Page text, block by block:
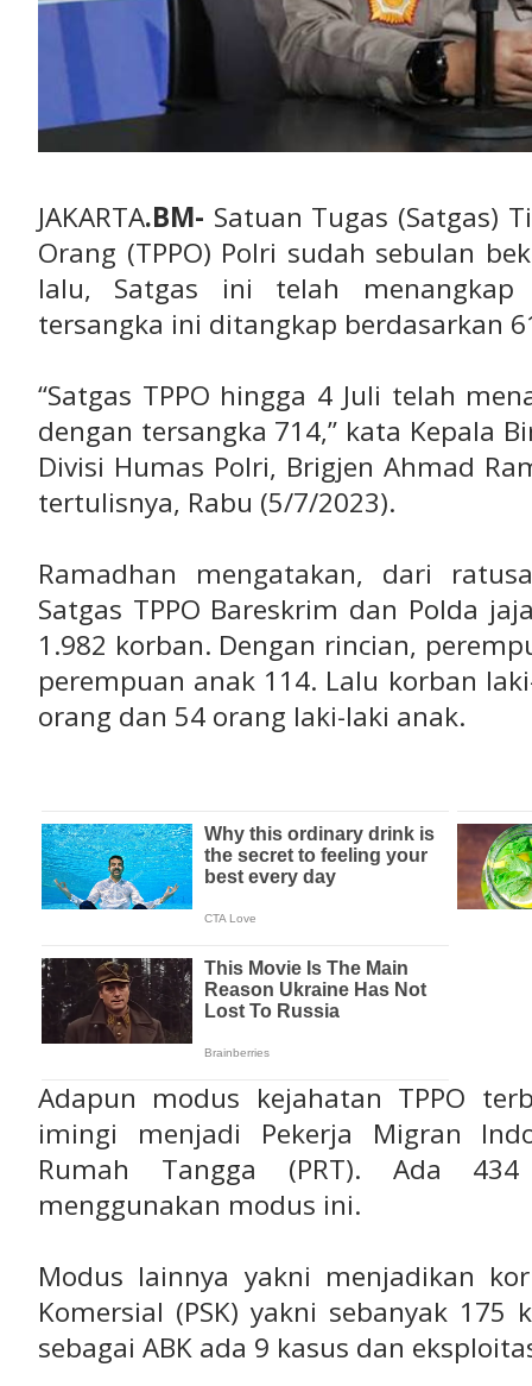
JAKARTA.BM- Satuan Tugas (Satgas)
Orang (TPPO) Polri sudah sebulan
lalu, Satgas ini telah menangkap
tersangka ini ditangkap berdasarkan
“Satgas TPPO hingga 4 Juli telah
dengan tersangka 714,” kata Kepala
Divisi Humas Polri, Brigjen Ahmad
tertulisnya, Rabu (5/7/2023).
Ramadhan mengatakan, dari
Satgas TPPO Bareskrim dan Polda
1.982 korban. Dengan rincian,
perempuan anak 114. Lalu korban
orang dan 54 orang laki-laki anak.
Adapun modus kejahatan TPPO
imingi menjadi Pekerja Migran
Rumah Tangga (PRT). Ada
menggunakan modus ini.
Modus lainnya yakni menjadikan
Komersial (PSK) yakni sebanyak 175
sebagai ABK ada 9 kasus dan